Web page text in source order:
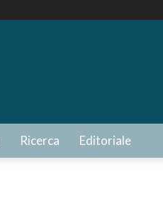
Ricerca Editoriale